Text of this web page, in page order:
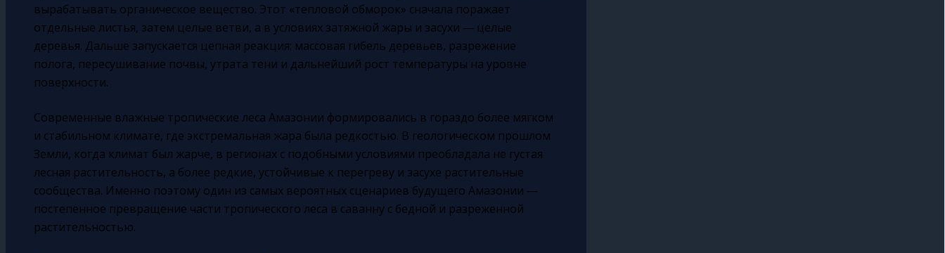
вырабатывать органическое вещество. Этот «тепловой обморок» сначала поражает
отдельные листья, затем целые ветви, а в условиях затяжной жары и засухи — целые
деревья. Дальше запускается цепная реакция: массовая гибель деревьев, разрежение
полога, пересушивание почвы, утрата тени и дальнейший рост температуры на уровне
поверхности.
Современные влажные тропические леса Амазонии формировались в гораздо более мягком
и стабильном климате, где экстремальная жара была редкостью. В геологическом прошлом
Земли, когда климат был жарче, в регионах с подобными условиями преобладала не густая
лесная растительность, а более редкие, устойчивые к перегреву и засухе растительные
сообщества. Именно поэтому один из самых вероятных сценариев будущего Амазонии —
постепенное превращение части тропического леса в саванну с бедной и разреженной
растительностью.